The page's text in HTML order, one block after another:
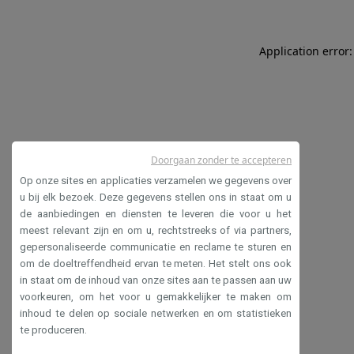
Application
Op onze sites en applicaties verzamelen we gegevens over
u bij elk bezoek. Deze gegevens stellen ons in staat om u
de aanbiedingen en diensten te leveren die voor u het
meest relevant zijn en om u, rechtstreeks of via partners,
gepersonaliseerde communicatie en reclame te sturen en
om de doeltreffendheid ervan te meten. Het stelt ons ook
in staat om de inhoud van onze sites aan te passen aan uw
voorkeuren, om het voor u gemakkelijker te maken om
inhoud te delen op sociale netwerken en om statistieken
te produceren.
Doorgaan zonder te accepteren